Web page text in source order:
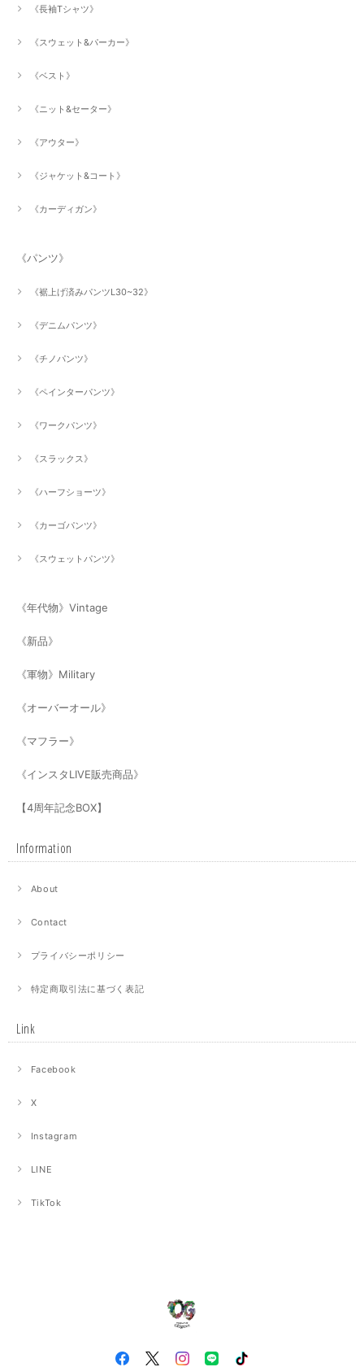
《長袖Tシャツ》
《スウェット&パーカー》
《ベスト》
《ニット&セーター》
《アウター》
《ジャケット&コート》
《カーディガン》
《パンツ》
《裾上げ済みパンツL30~32》
《デニムパンツ》
《チノパンツ》
《ペインターパンツ》
《ワークパンツ》
《スラックス》
《ハーフショーツ》
《カーゴパンツ》
《スウェットパンツ》
《年代物》Vintage
《新品》
《軍物》Military
《オーバーオール》
《マフラー》
《インスタLIVE販売商品》
【4周年記念BOX】
Information
About
Contact
プライバシーポリシー
特定商取引法に基づく表記
Link
Facebook
X
Instagram
LINE
TikTok